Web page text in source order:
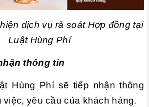
dịch vụ rà soát Hợp đồng tại
Luật Hùng Phí
thông tin
Hùng Phí sẽ tiếp nhận thông
việc, yêu cầu của khách hàng.